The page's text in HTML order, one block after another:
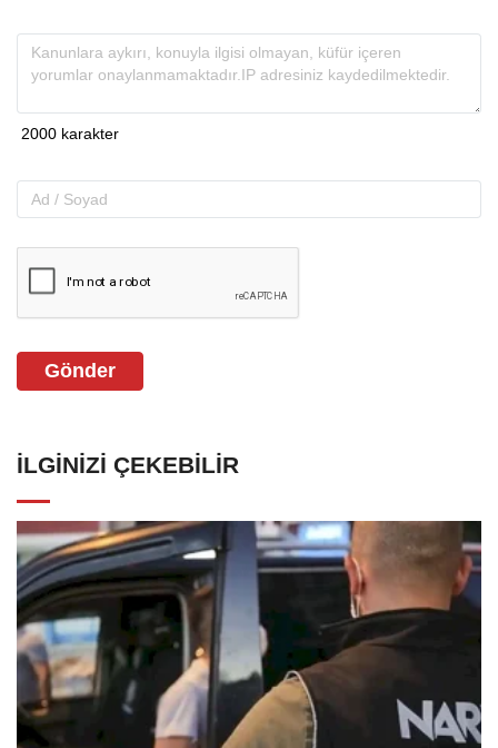
Gönder
İLGINIZI ÇEKEBILIR